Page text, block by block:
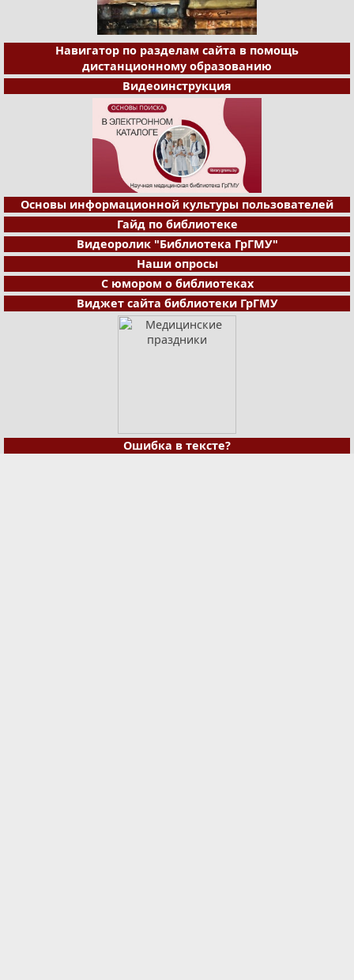
Навигатор по разделам сайта в помощь
дистанционному образованию
Видеоинструкция
Основы информационной культуры пользователей
Гайд по библиотеке
Видеоролик "Библиотека ГрГМУ"
Наши опросы
С юмором о библиотеках
Виджет сайта библиотеки ГрГМУ
Ошибка в тексте?